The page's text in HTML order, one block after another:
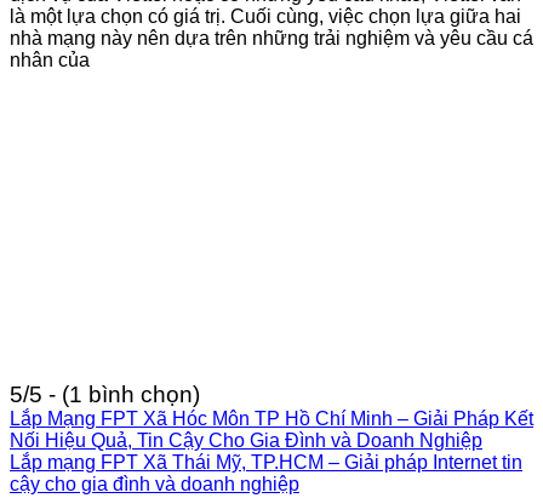
là một lựa chọn có giá trị. Cuối cùng, việc chọn lựa giữa hai
nhà mạng này nên dựa trên những trải nghiệm và yêu cầu cá
nhân của
5/5 - (1 bình chọn)
Lắp Mạng FPT Xã Hóc Môn TP Hồ Chí Minh – Giải Pháp Kết
Nối Hiệu Quả, Tin Cậy Cho Gia Đình và Doanh Nghiệp
Lắp mạng FPT Xã Thái Mỹ, TP.HCM – Giải pháp Internet tin
cậy cho gia đình và doanh nghiệp